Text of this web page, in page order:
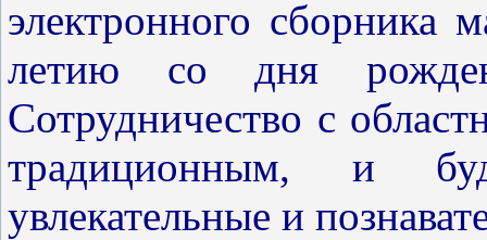
электронного сборника
летию со дня
Сотрудничество с
традиционным, и
увлекательные и